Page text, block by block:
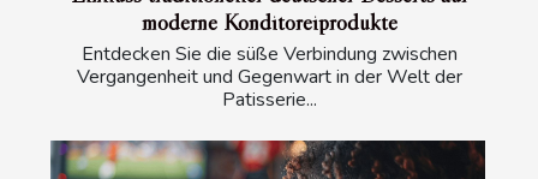
moderne Konditoreiprodukte
Entdecken Sie die süße Verbindung zwischen
Vergangenheit und Gegenwart in der Welt der
Patisserie...